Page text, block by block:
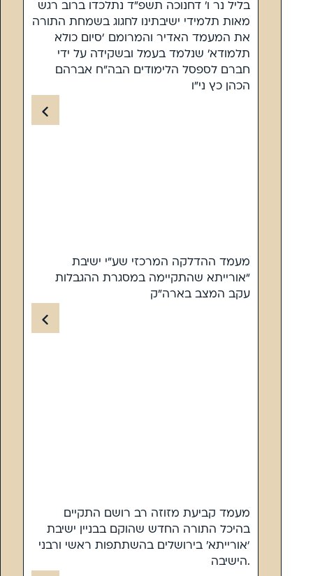
בליל נר ו’ דחנוכה תשפ”ד נתלכדו ברוב רגש
מאות תלמידי ישיבתינו לחגוג בשמחת התורה
את המעמד האדיר והמרומם ‘סיום כולא
תלמודא’ שנלמד בעמל ובשקידה על ידי
חברם לספסל הלימודים הבה”ח אברהם
הכהן כץ ני”ו
מעמד ההדלקה המרכזי שע”י ישיבת
“אורייתא שהתקיימה במסגרת ההגבלות
עקב המצב בארה”ק
מעמד קביעת מזוזה רב רושם התקיים
בהיכל התורה החדש שהוקם בבניין ישיבת
‘אורייתא’ בירושלים בהשתתפות ראשי ורבני
הישיבה.